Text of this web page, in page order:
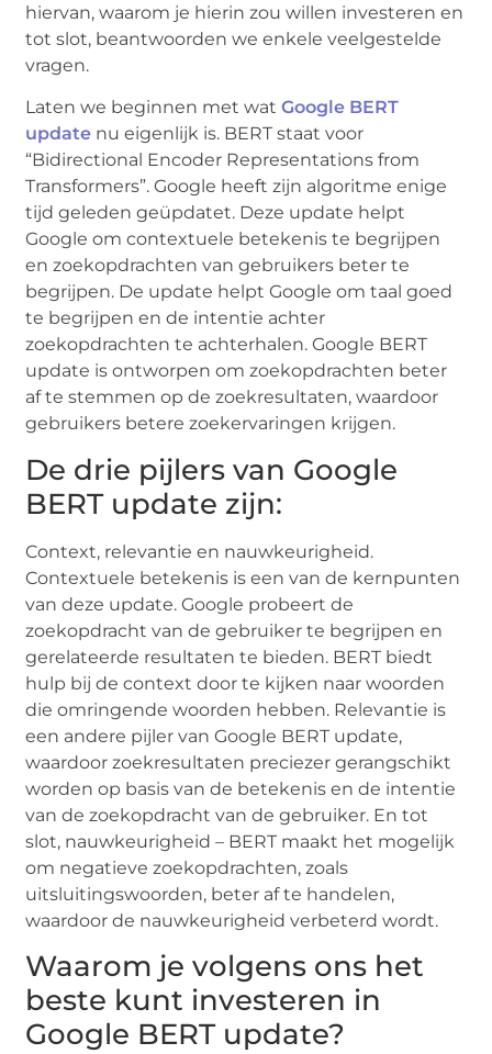
hiervan, waarom je hierin zou willen investeren en
tot slot, beantwoorden we enkele veelgestelde
vragen.
Laten we beginnen met watGoogle BERT
update nu eigenlijk is. BERT staat voor
“Bidirectional Encoder Representations from
Transformers”. Google heeft zijn algoritme enige
tijd geleden geüpdatet. Deze update helpt
Google om contextuele betekenis te begrijpen
en zoekopdrachten van gebruikers beter te
begrijpen. De update helpt Google om taal goed
te begrijpen en de intentie achter
zoekopdrachten te achterhalen. Google BERT
update is ontworpen om zoekopdrachten beter
af te stemmen op de zoekresultaten, waardoor
gebruikers betere zoekervaringen krijgen.
De drie pijlers van Google
BERT update zijn:
Context, relevantie en nauwkeurigheid.
Contextuele betekenis is een van de kernpunten
van deze update. Google probeert de
zoekopdracht van de gebruiker te begrijpen en
gerelateerde resultaten te bieden. BERT biedt
hulp bij de context door te kijken naar woorden
die omringende woorden hebben. Relevantie is
een andere pijler van Google BERT update,
waardoor zoekresultaten preciezer gerangschikt
worden op basis van de betekenis en de intentie
van de zoekopdracht van de gebruiker. En tot
slot, nauwkeurigheid – BERT maakt het mogelijk
om negatieve zoekopdrachten, zoals
uitsluitingswoorden, beter af te handelen,
waardoor de nauwkeurigheid verbeterd wordt.
Waarom je volgens ons het
beste kunt investeren in
Google BERT update?